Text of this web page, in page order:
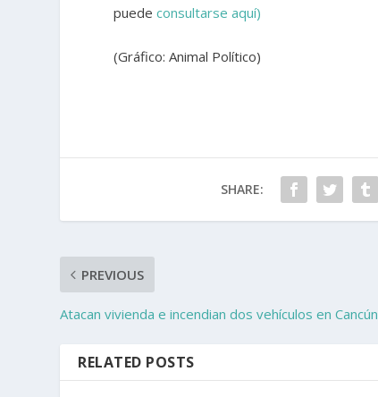
puedeconsultarse aquí)
(Gráfico: Animal Político)
SHARE:
PREVIOUS
Atacan vivienda e incendian dos vehículos en Cancún
RELATED POSTS